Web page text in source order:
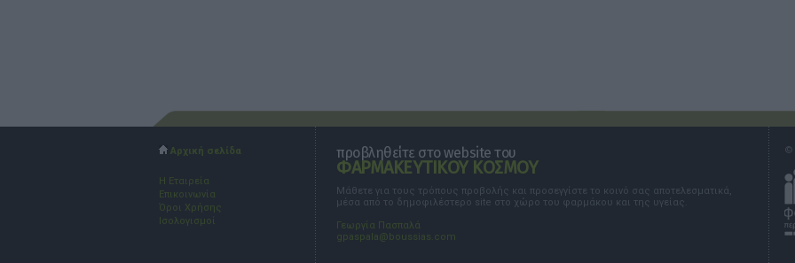
Αρχική σελίδα
Η Εταιρεία
Επικοινωνία
Όροι Χρήσης
Ισολογισμοί
προβληθείτε στο website του
ΦΑΡΜΑΚΕΥΤΙΚΟΥ ΚΟΣΜΟΥ
Μάθετε για τους τρόπους προβολής και προσεγγίστε το κοινό σας αποτελεσματικά,
μέσα από το δημοφιλέστερο site στο χώρο του φαρμάκου και της υγείας.
Γεωργία Πασπαλά
gpaspala@boussias.com
©